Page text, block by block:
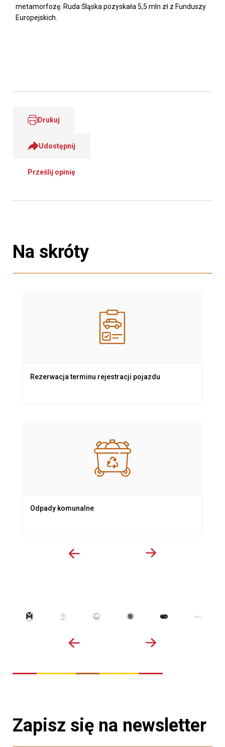
metamorfozę. Ruda Śląska pozyskała 5,5 mln zł z Funduszy
Europejskich.
Drukuj
Udostępnij
Prześlij opinię
Na skróty
Rezerwacja terminu rejestracji pojazdu
Odpady komunalne
Zapisz się na newsletter